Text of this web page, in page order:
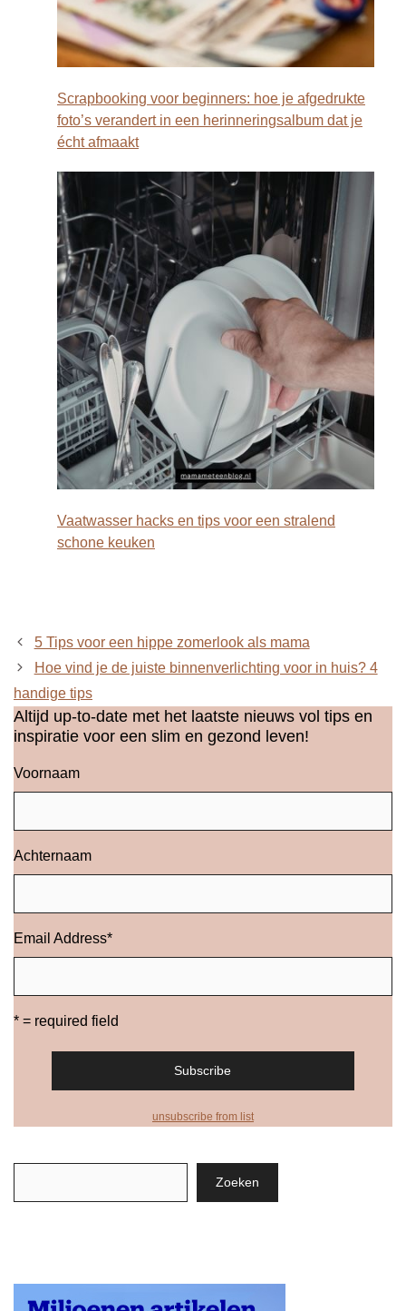
Scrapbooking voor beginners: hoe je afgedrukte
foto’s verandert in een herinneringsalbum dat je
écht afmaakt
Vaatwasser hacks en tips voor een stralend
schone keuken
5 Tips voor een hippe zomerlook als mama
Hoe vind je de juiste binnenverlichting voor in huis? 4
handige tips
Altijd up-to-date met het laatste nieuws vol tips en
inspiratie voor een slim en gezond leven!
Voornaam
Achternaam
Email Address*
* = required field
unsubscribe from list
Zoeken